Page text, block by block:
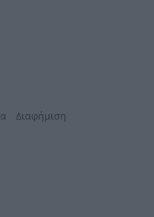
Διαφήμιση